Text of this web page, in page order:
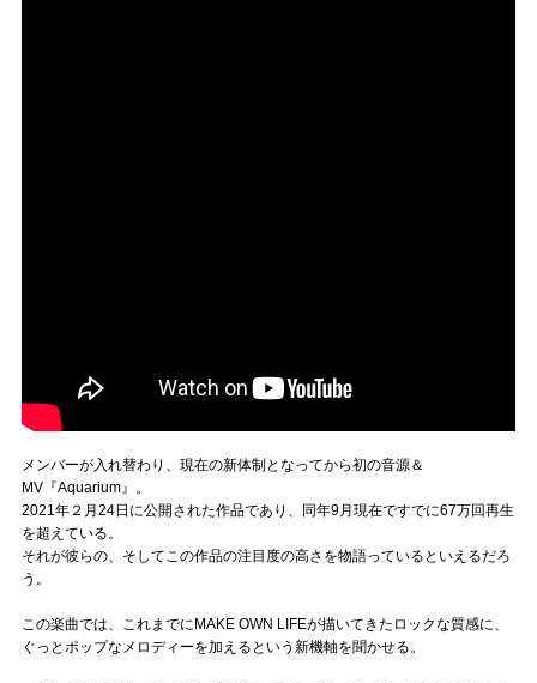
メンバーが入れ替わり、現在の新体制となってから初の音源＆
MV『Aquarium』。
2021年２月24日に公開された作品であり、同年9月現在ですでに67万回再生
を超えている。
それが彼らの、そしてこの作品の注目度の高さを物語っているといえるだろ
う。
この楽曲では、これまでにMAKE OWN LIFEが描いてきたロックな質感に、
ぐっとポップなメロディーを加えるという新機軸を聞かせる。